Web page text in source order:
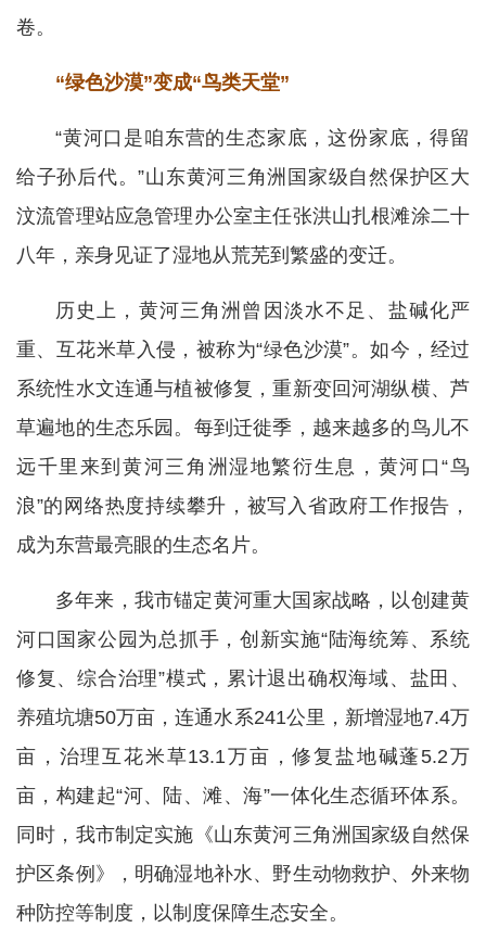
卷。
“绿色沙漠”变成“鸟类天堂”
“黄河口是咱东营的生态家底，这份家底，得留
给子孙后代。”山东黄河三角洲国家级自然保护区大
汶流管理站应急管理办公室主任张洪山扎根滩涂二十
八年，亲身见证了湿地从荒芜到繁盛的变迁。
历史上，黄河三角洲曾因淡水不足、盐碱化严
重、互花米草入侵，被称为“绿色沙漠”。如今，经过
系统性水文连通与植被修复，重新变回河湖纵横、芦
草遍地的生态乐园。每到迁徙季，越来越多的鸟儿不
远千里来到黄河三角洲湿地繁衍生息，黄河口“鸟
浪”的网络热度持续攀升，被写入省政府工作报告，
成为东营最亮眼的生态名片。
多年来，我市锚定黄河重大国家战略，以创建黄
河口国家公园为总抓手，创新实施“陆海统筹、系统
修复、综合治理”模式，累计退出确权海域、盐田、
养殖坑塘50万亩，连通水系241公里，新增湿地7.4万
亩，治理互花米草13.1万亩，修复盐地碱蓬5.2万
亩，构建起“河、陆、滩、海”一体化生态循环体系。
同时，我市制定实施《山东黄河三角洲国家级自然保
护区条例》，明确湿地补水、野生动物救护、外来物
种防控等制度，以制度保障生态安全。